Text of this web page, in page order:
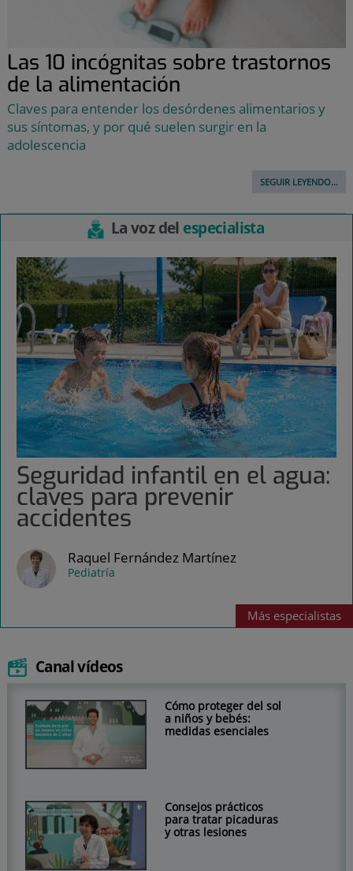
Las 10 incógnitas sobre trastornos
de la alimentación
Claves para entender los desórdenes alimentarios y
sus síntomas, y por qué suelen surgir en la
adolescencia
SEGUIR LEYENDO...
La voz del especialista
Seguridad infantil en el agua:
claves para prevenir
accidentes
Raquel Fernández Martínez
Pediatría
Más especialistas
Canal vídeos
Cómo proteger del sol
a niños y bebés:
medidas esenciales
Consejos prácticos
para tratar picaduras
y otras lesiones